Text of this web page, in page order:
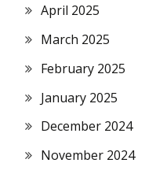
April 2025
March 2025
February 2025
January 2025
December 2024
November 2024